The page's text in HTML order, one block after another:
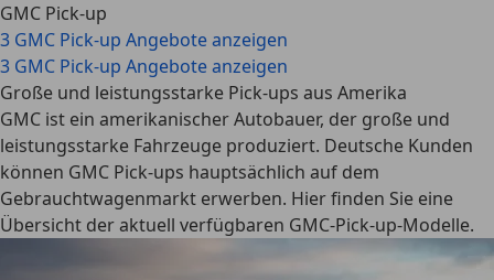
GMC Pick-up
3 GMC Pick-up Angebote anzeigen
3 GMC Pick-up Angebote anzeigen
Große und leistungsstarke Pick-ups aus Amerika
GMC ist ein amerikanischer Autobauer, der große und
leistungsstarke Fahrzeuge produziert. Deutsche Kunden
können GMC Pick-ups hauptsächlich auf dem
Gebrauchtwagenmarkt erwerben. Hier finden Sie eine
Übersicht der aktuell verfügbaren GMC-Pick-up-Modelle.